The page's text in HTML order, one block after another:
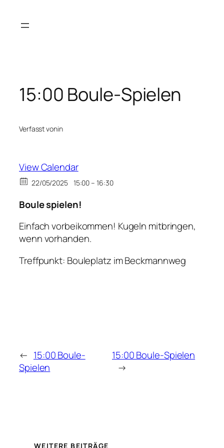
Inhalt
15:00 Boule-Spielen
Verfasst vonin
View Calendar
22/05/2025 15:00 – 16:30
Boule spielen!
Einfach vorbeikommen! Kugeln mitbringen,
wenn vorhanden.
Treffpunkt: Bouleplatz im Beckmannweg
← 15:00 Boule-
Spielen
15:00 Boule-Spielen
→
WEITERE BEITRÄGE